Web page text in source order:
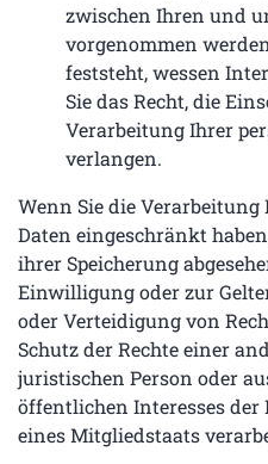
zwischen Ihren und
vorgenommen
feststeht, wessen
Sie das Recht, die
Verarbeitung Ihrer
verlangen.
Wenn Sie die Verarbeitung
Daten eingeschränkt
ihrer Speicherung
Einwilligung oder zur
oder Verteidigung von
Schutz der Rechte einer
juristischen Person oder
öffentlichen Interesses
eines Mitgliedstaats